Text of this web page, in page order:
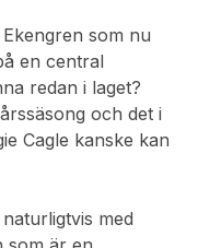
som nu
en central
redan i laget?
och det i
Cagle kanske kan
med